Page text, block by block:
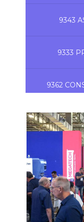
9343
9333
9362